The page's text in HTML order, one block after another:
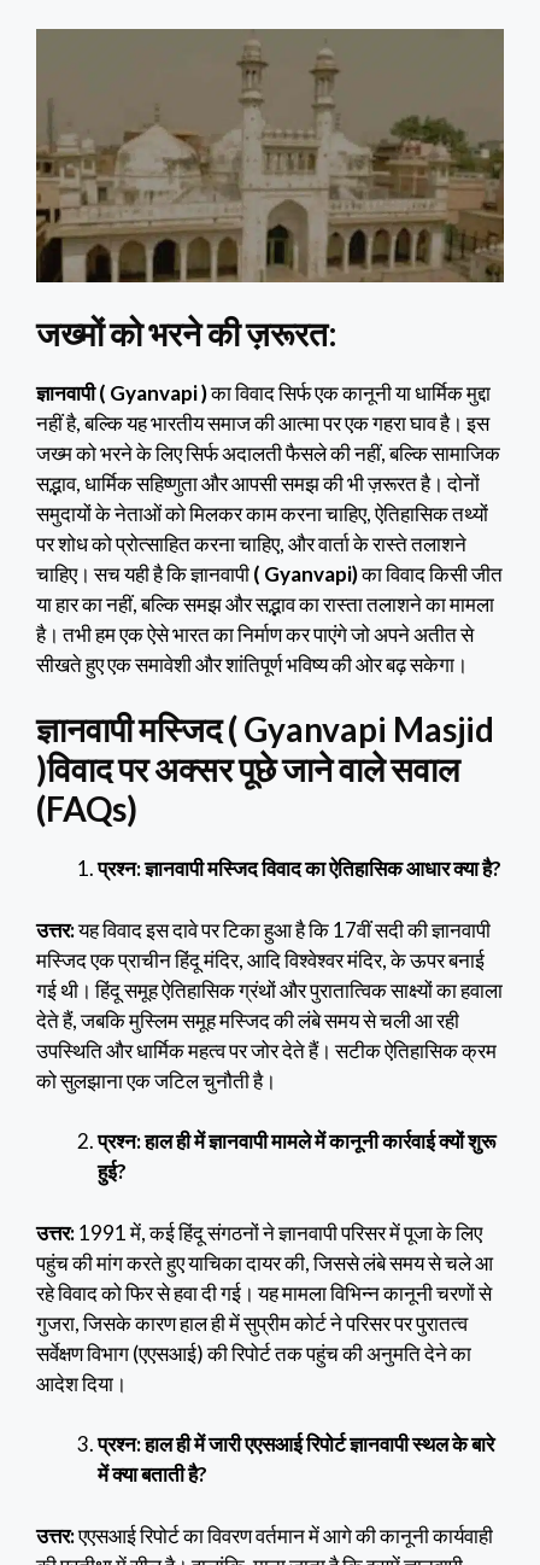
जख्मों को भरने की ज़रूरत:
ज्ञानवापी ( Gyanvapi )का विवाद सिर्फ एक कानूनी या धार्मिक मुद्दा
नहीं है, बल्कि यह भारतीय समाज की आत्मा पर एक गहरा घाव है। इस
जख्म को भरने के लिए सिर्फ अदालती फैसले की नहीं, बल्कि सामाजिक
सद्भाव, धार्मिक सहिष्णुता और आपसी समझ की भी ज़रूरत है। दोनों
समुदायों के नेताओं को मिलकर काम करना चाहिए, ऐतिहासिक तथ्यों
पर शोध को प्रोत्साहित करना चाहिए, और वार्ता के रास्ते तलाशने
चाहिए। सच यही है कि ज्ञानवापी( Gyanvapi)का विवाद किसी जीत
या हार का नहीं, बल्कि समझ और सद्भाव का रास्ता तलाशने का मामला
है। तभी हम एक ऐसे भारत का निर्माण कर पाएंगे जो अपने अतीत से
सीखते हुए एक समावेशी और शांतिपूर्ण भविष्य की ओर बढ़ सकेगा।
ज्ञानवापी मस्जिद ( Gyanvapi Masjid
)विवाद पर अक्सर पूछे जाने वाले सवाल
(FAQs)
प्रश्न: ज्ञानवापी मस्जिद विवाद का ऐतिहासिक आधार क्या है?
उत्तर:यह विवाद इस दावे पर टिका हुआ है कि 17वीं सदी की ज्ञानवापी
मस्जिद एक प्राचीन हिंदू मंदिर, आदि विश्वेश्वर मंदिर, के ऊपर बनाई
गई थी। हिंदू समूह ऐतिहासिक ग्रंथों और पुरातात्विक साक्ष्यों का हवाला
देते हैं, जबकि मुस्लिम समूह मस्जिद की लंबे समय से चली आ रही
उपस्थिति और धार्मिक महत्व पर जोर देते हैं। सटीक ऐतिहासिक क्रम
को सुलझाना एक जटिल चुनौती है।
प्रश्न: हाल ही में ज्ञानवापी मामले में कानूनी कार्रवाई क्यों शुरू
हुई?
उत्तर:1991 में, कई हिंदू संगठनों ने ज्ञानवापी परिसर में पूजा के लिए
पहुंच की मांग करते हुए याचिका दायर की, जिससे लंबे समय से चले आ
रहे विवाद को फिर से हवा दी गई। यह मामला विभिन्न कानूनी चरणों से
गुजरा, जिसके कारण हाल ही में सुप्रीम कोर्ट ने परिसर पर पुरातत्व
सर्वेक्षण विभाग (एएसआई) की रिपोर्ट तक पहुंच की अनुमति देने का
आदेश दिया।
प्रश्न: हाल ही में जारी एएसआई रिपोर्ट ज्ञानवापी स्थल के बारे
में क्या बताती है?
उत्तर:एएसआई रिपोर्ट का विवरण वर्तमान में आगे की कानूनी कार्यवाही